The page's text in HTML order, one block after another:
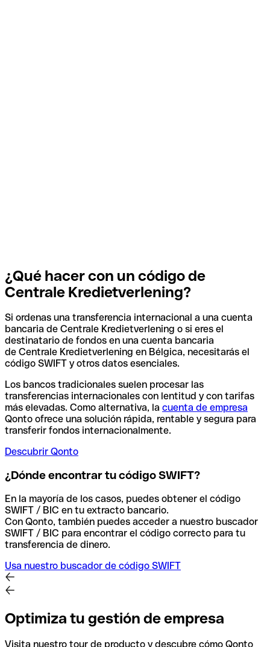
¿Qué hacer con un código de
Centrale Kredietverlening?
Si ordenas una transferencia internacional a una cuenta
bancaria de Centrale Kredietverlening o si eres el
destinatario de fondos en una cuenta bancaria
de Centrale Kredietverlening en Bélgica, necesitarás el
código SWIFT y otros datos esenciales.
Los bancos tradicionales suelen procesar las
transferencias internacionales con lentitud y con tarifas
más elevadas. Como alternativa, la cuenta de empresa
Qonto ofrece una solución rápida, rentable y segura para
transferir fondos internacionalmente.
Descubrir Qonto
¿Dónde encontrar tu código SWIFT?
En la mayoría de los casos, puedes obtener el código
SWIFT / BIC en tu extracto bancario.
Con Qonto, también puedes acceder a nuestro buscador
SWIFT / BIC para encontrar el código correcto para tu
transferencia de dinero.
Usa nuestro buscador de código SWIFT
Optimiza tu gestión de empresa
Visita nuestro tour de producto y descubre cómo Qonto